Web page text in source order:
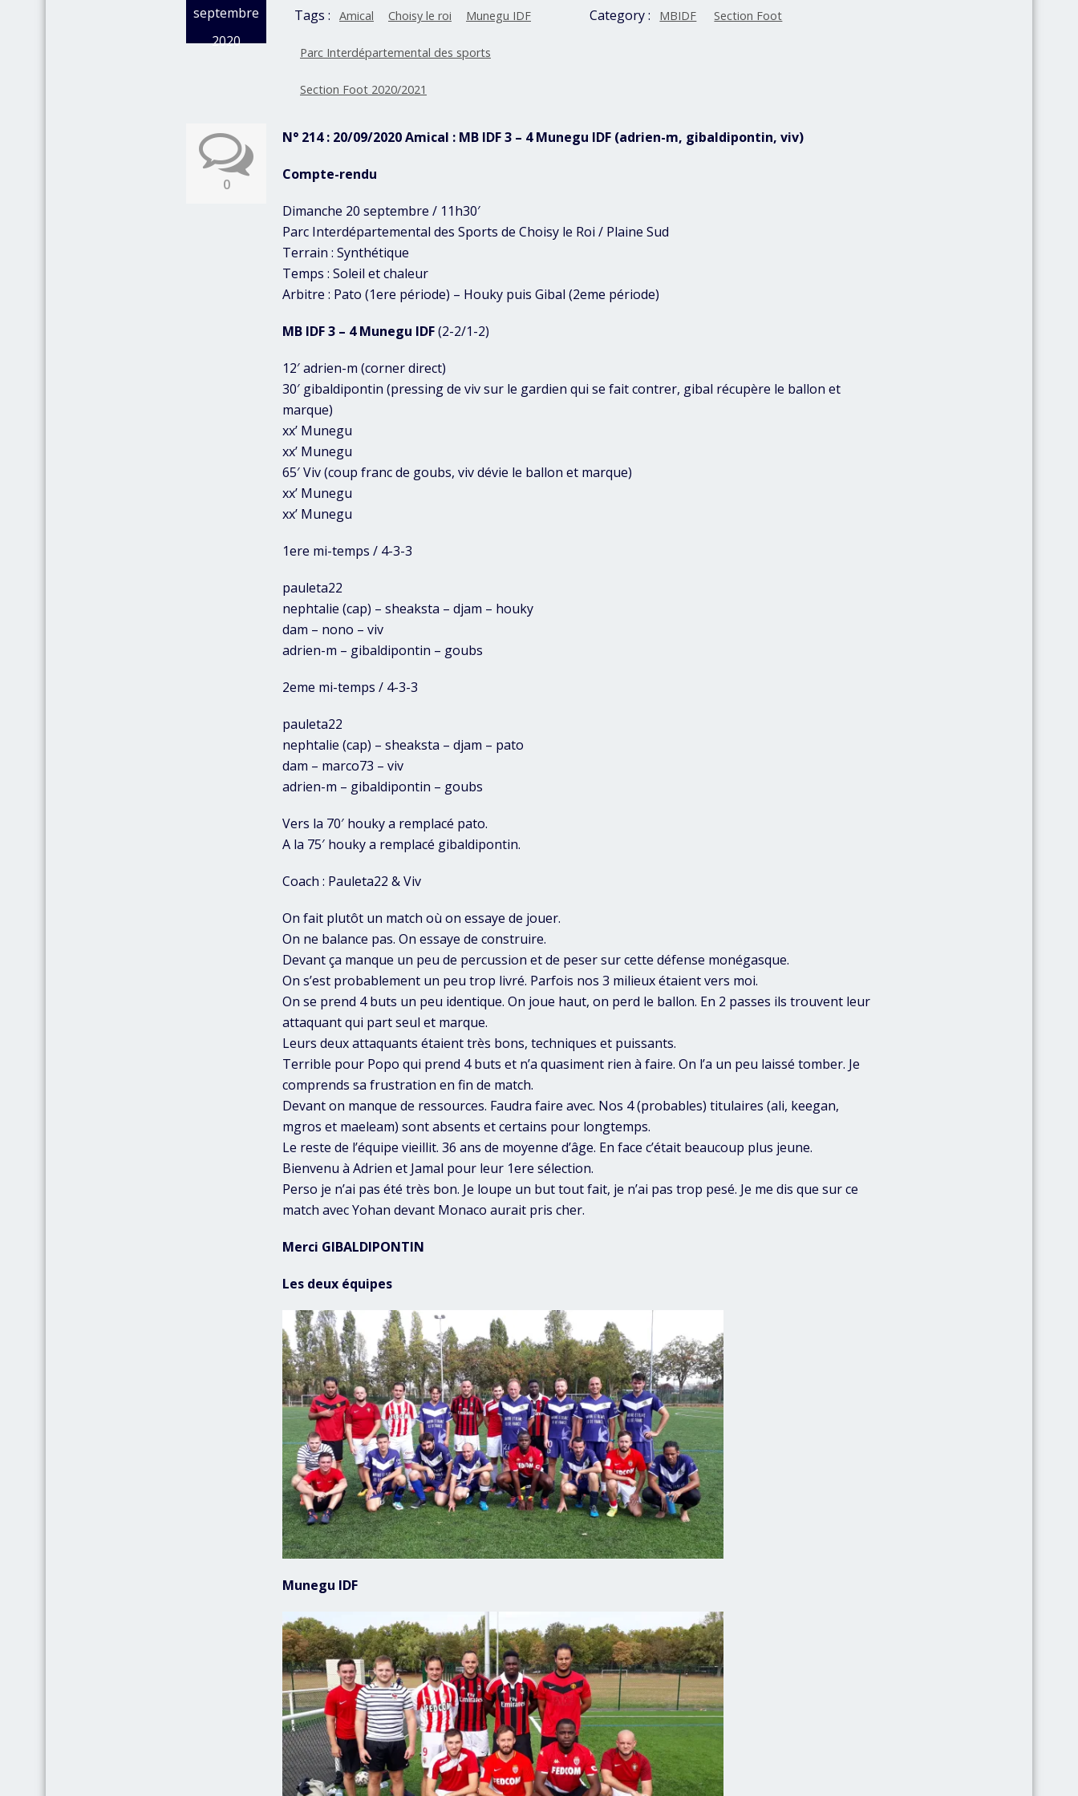
septembre
2020
0
Tags : Amical Choisy le roi Munegu IDF
Parc Interdépartemental des sports
Section Foot 2020/2021
Category : MBIDF Section Foot
N° 214 : 20/09/2020 Amical : MB IDF 3 – 4 Munegu IDF (adrien-m, gibaldipontin, viv)
Compte-rendu
Dimanche 20 septembre / 11h30′
Parc Interdépartemental des Sports de Choisy le Roi / Plaine Sud
Terrain : Synthétique
Temps : Soleil et chaleur
Arbitre : Pato (1ere période) – Houky puis Gibal (2eme période)
MB IDF 3 – 4 Munegu IDF(2-2/1-2)
12′ adrien-m (corner direct)
30′ gibaldipontin (pressing de viv sur le gardien qui se fait contrer, gibal récupère le ballon et
marque)
xx’ Munegu
xx’ Munegu
65′ Viv (coup franc de goubs, viv dévie le ballon et marque)
xx’ Munegu
xx’ Munegu
1ere mi-temps / 4-3-3
pauleta22
nephtalie (cap) – sheaksta – djam – houky
dam – nono – viv
adrien-m – gibaldipontin – goubs
2eme mi-temps / 4-3-3
pauleta22
nephtalie (cap) – sheaksta – djam – pato
dam – marco73 – viv
adrien-m – gibaldipontin – goubs
Vers la 70′ houky a remplacé pato.
A la 75′ houky a remplacé gibaldipontin.
Coach : Pauleta22 & Viv
On fait plutôt un match où on essaye de jouer.
On ne balance pas. On essaye de construire.
Devant ça manque un peu de percussion et de peser sur cette défense monégasque.
On s’est probablement un peu trop livré. Parfois nos 3 milieux étaient vers moi.
On se prend 4 buts un peu identique. On joue haut, on perd le ballon. En 2 passes ils trouvent leur
attaquant qui part seul et marque.
Leurs deux attaquants étaient très bons, techniques et puissants.
Terrible pour Popo qui prend 4 buts et n’a quasiment rien à faire. On l’a un peu laissé tomber. Je
comprends sa frustration en fin de match.
Devant on manque de ressources. Faudra faire avec. Nos 4 (probables) titulaires (ali, keegan,
mgros et maeleam) sont absents et certains pour longtemps.
Le reste de l’équipe vieillit. 36 ans de moyenne d’âge. En face c’était beaucoup plus jeune.
Bienvenu à Adrien et Jamal pour leur 1ere sélection.
Perso je n’ai pas été très bon. Je loupe un but tout fait, je n’ai pas trop pesé. Je me dis que sur ce
match avec Yohan devant Monaco aurait pris cher.
Merci GIBALDIPONTIN
Les deux équipes
Munegu IDF